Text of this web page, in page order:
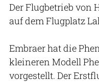
Der Flugbetrieb von
auf dem Flugplatz
Embraer hat die
kleineren Modell
vorgestellt. Der